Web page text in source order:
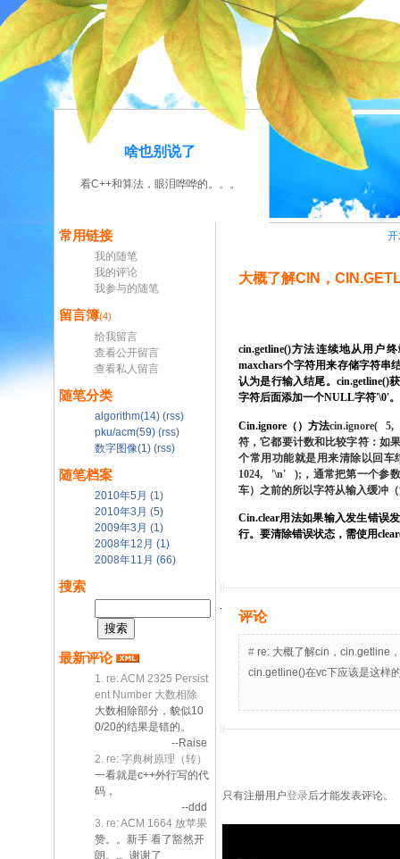
啥也别说了
看C++和算法，眼泪哗哗的。。。
常用链接
我的随笔
我的评论
我参与的随笔
留言簿(4)
给我留言
查看公开留言
查看私人留言
随笔分类
algorithm(14) (rss)
pku/acm(59) (rss)
数字图像(1) (rss)
随笔档案
2010年5月 (1)
2010年3月 (5)
2009年3月 (1)
2008年12月 (1)
2008年11月 (66)
搜索
最新评论
1. re: ACM 2325 Persist
ent Number 大数相除
大数相除部分，貌似10
0/20的结果是错的。
--Raise
2. re: 字典树原理（转）
一看就是c++外行写的代
码，
--ddd
3. re: ACM 1664 放苹果
赞。。新手 看了豁然开
朗。.。谢谢了
大概了解CIN，
cin.getline()方法连续地从用户
maxchars个字符用来存储字符串
认为是行输入结尾。 cin.getline()
字符后面添加一个NULL字符'\0'。
Cin.ignore （）方法cin.ignore(
符，它都要计数和比较字符：如
个常用功能就是用来清除以回
1024, '\n' ); ，通常把第一个参
车）之前的所以字符从输入缓冲
Cin.clear用法如果输入发生错误
行。要清除错误状态，需使用
评论
# re: 大概了解cin，cin.getline
cin.getline()在vc下应该是这样
只有注册用户登录后才能发表评论。